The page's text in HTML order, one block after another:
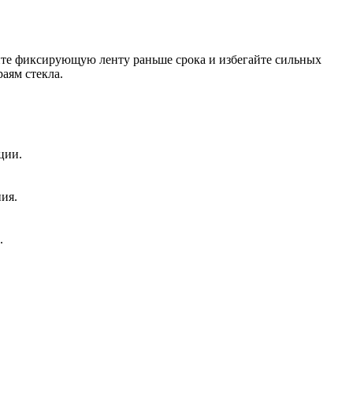
фиксирующую ленту раньше срока и избегайте сильных
стекла.